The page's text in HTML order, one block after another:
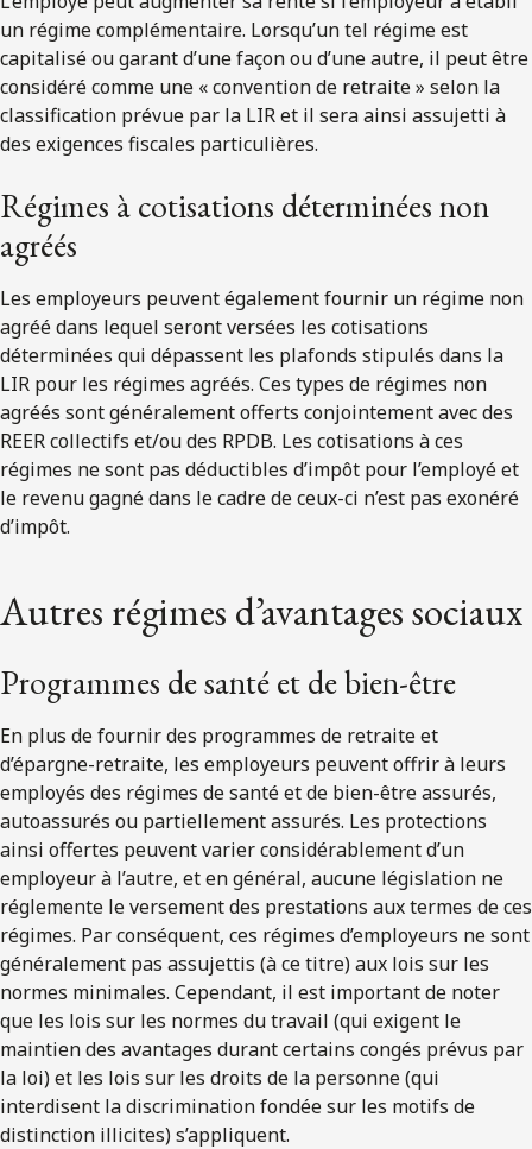
un régime complémentaire. Lorsqu’un tel régime est
capitalisé ou garant d’une façon ou d’une autre, il peut être
considéré comme une « convention de retraite » selon la
classification prévue par la LIR et il sera ainsi assujetti à
des exigences fiscales particulières.
Régimes à cotisations déterminées non
agréés
Les employeurs peuvent également fournir un régime non
agréé dans lequel seront versées les cotisations
déterminées qui dépassent les plafonds stipulés dans la
LIR pour les régimes agréés. Ces types de régimes non
agréés sont généralement offerts conjointement avec des
REER collectifs et/ou des RPDB. Les cotisations à ces
régimes ne sont pas déductibles d’impôt pour l’employé et
le revenu gagné dans le cadre de ceux-ci n’est pas exonéré
d’impôt.
Autres régimes d’avantages sociaux
Programmes de santé et de bien-être
En plus de fournir des programmes de retraite et
d’épargne-retraite, les employeurs peuvent offrir à leurs
employés des régimes de santé et de bien-être assurés,
autoassurés ou partiellement assurés. Les protections
ainsi offertes peuvent varier considérablement d’un
employeur à l’autre, et en général, aucune législation ne
réglemente le versement des prestations aux termes de ces
régimes. Par conséquent, ces régimes d’employeurs ne sont
généralement pas assujettis (à ce titre) aux lois sur les
normes minimales. Cependant, il est important de noter
que les lois sur les normes du travail (qui exigent le
maintien des avantages durant certains congés prévus par
la loi) et les lois sur les droits de la personne (qui
interdisent la discrimination fondée sur les motifs de
distinction illicites) s’appliquent.